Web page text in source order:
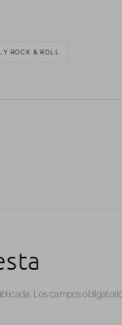
ROCK & ROLL
Los campos